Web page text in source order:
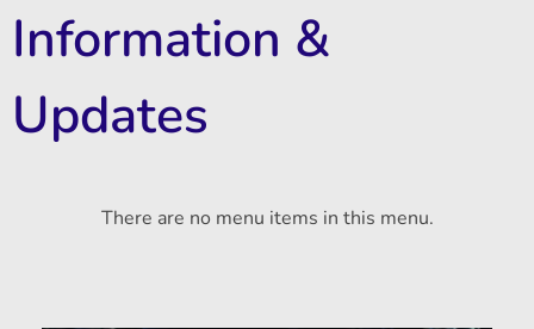
Information &
Updates
There are no menu items in this menu.